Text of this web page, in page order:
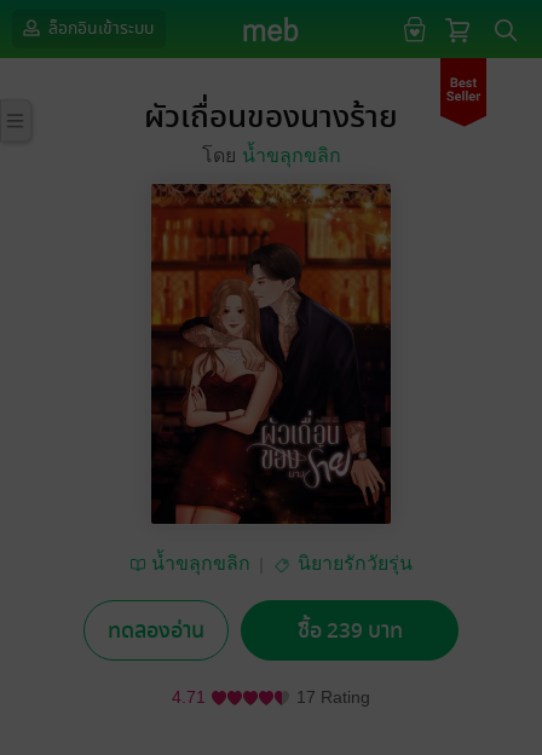
ล็อกอินเข้าระบบ
ผัวเถื่อนของนางร้าย
โดย น้ำขลุกขลิก
น้ำขลุกขลิก นิยายรักวัยรุ่น
ทดลองอ่าน ซื้อ 239 บาท
4.71 17 Rating